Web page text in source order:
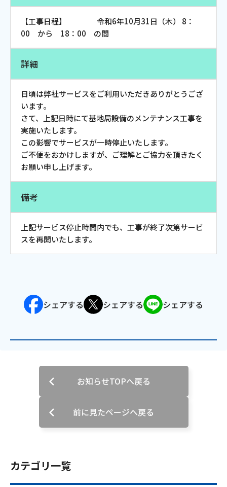
対応エリア よくあるご質問
お電話でのお問い合わせ
Webメール
パンフレット・チラシ
サイトマップ
ウェブサイトのご利用について
安全・安心ガイド
カテゴリ一覧
【工事日程】 令和6年10月31日（木） 8：
00 から 18：00 の間
詳細
日頃は弊社サービスをご利用いただきありがとうござ
います。
さて、上記日時にて基地局設備のメンテナンス工事を
実施いたします。
この影響でサービスが一時停止いたします。
ご不便をおかけしますが、ご理解とご協力を頂きたく
お願い申し上げます。
備考
上記サービス停止時間内でも、工事が終了次第サービ
スを再開いたします。
シェアする シェアする シェアする
お知らせTOPへ戻る
前に見たページへ戻る